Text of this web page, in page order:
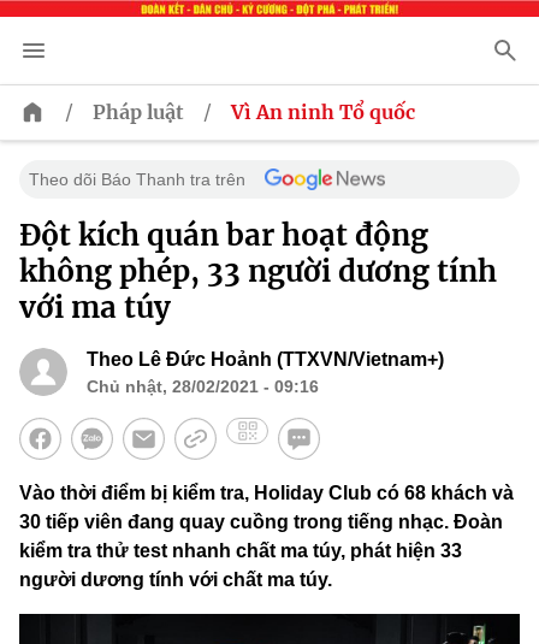
/ Pháp luật / Vì An ninh Tổ quốc
Theo dõi Báo Thanh tra trên
Đột kích quán bar hoạt động
không phép, 33 người dương tính
với ma túy
Theo Lê Đức Hoảnh (TTXVN/Vietnam+)
Chủ nhật, 28/02/2021 - 09:16
Vào thời điểm bị kiểm tra, Holiday Club có 68 khách và
30 tiếp viên đang quay cuồng trong tiếng nhạc. Đoàn
kiểm tra thử test nhanh chất ma túy, phát hiện 33
người dương tính với chất ma túy.